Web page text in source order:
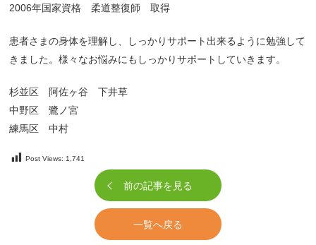
2006年国家資格 柔道整復師 取得
患者さまの身体を理解し、しっかりサポート出来るように勉強して
きました。様々なお悩みにもしっかりサポートしていきます。
杉並区 阿佐ヶ谷 下井草
中野区 鷺ノ宮
練馬区 中村
Post Views: 1,741
前の記事を見る
一覧へ戻る